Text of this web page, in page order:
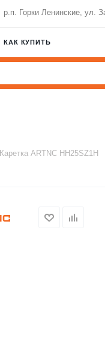
р.п. Горки Ленинские, ул.
КАК КУПИТЬ
Каретка ARTNC HH25SZ1H